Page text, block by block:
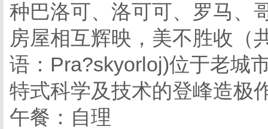
种巴洛可、洛可可、罗马、
房屋相互辉映，美不胜收（
语：Pra?skyorloj)位于老城
特式科学及技术的登峰造极
午餐：自理